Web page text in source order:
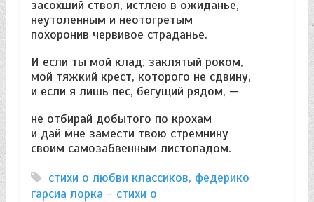
засохший ствол, истлею в ожиданье,
неутоленным и неотогретым
похоронив червивое страданье.
И если ты мой клад, заклятый роком,
мой тяжкий крест, которого не сдвину,
и если я лишь пес, бегущий рядом, —
не отбирай добытого по крохам
и дай мне замести твою стремнину
своим самозабвенным листопадом.
стихи о любви классиков, федерико
гарсиа лорка - стихи о